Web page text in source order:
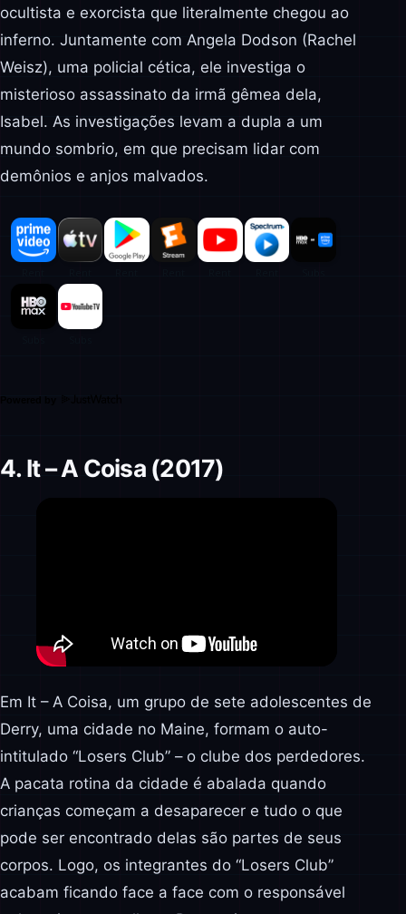
ocultista e exorcista que literalmente chegou ao
inferno. Juntamente com Angela Dodson (Rachel
Weisz), uma policial cética, ele investiga o
misterioso assassinato da irmã gêmea dela,
Isabel. As investigações levam a dupla a um
mundo sombrio, em que precisam lidar com
demônios e anjos malvados.
4. It – A Coisa (2017)
Em It – A Coisa, um grupo de sete adolescentes de
Derry, uma cidade no Maine, formam o auto-
intitulado “Losers Club” – o clube dos perdedores.
A pacata rotina da cidade é abalada quando
crianças começam a desaparecer e tudo o que
pode ser encontrado delas são partes de seus
corpos. Logo, os integrantes do “Losers Club”
acabam ficando face a face com o responsável